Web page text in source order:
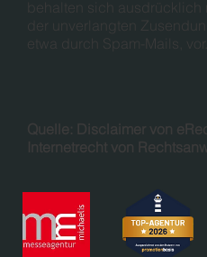
behalten sich ausdrücklich
der unverlangten
etwa durch Spam-Mails, vor.
Quelle: Disclaimer von
Internetrecht von